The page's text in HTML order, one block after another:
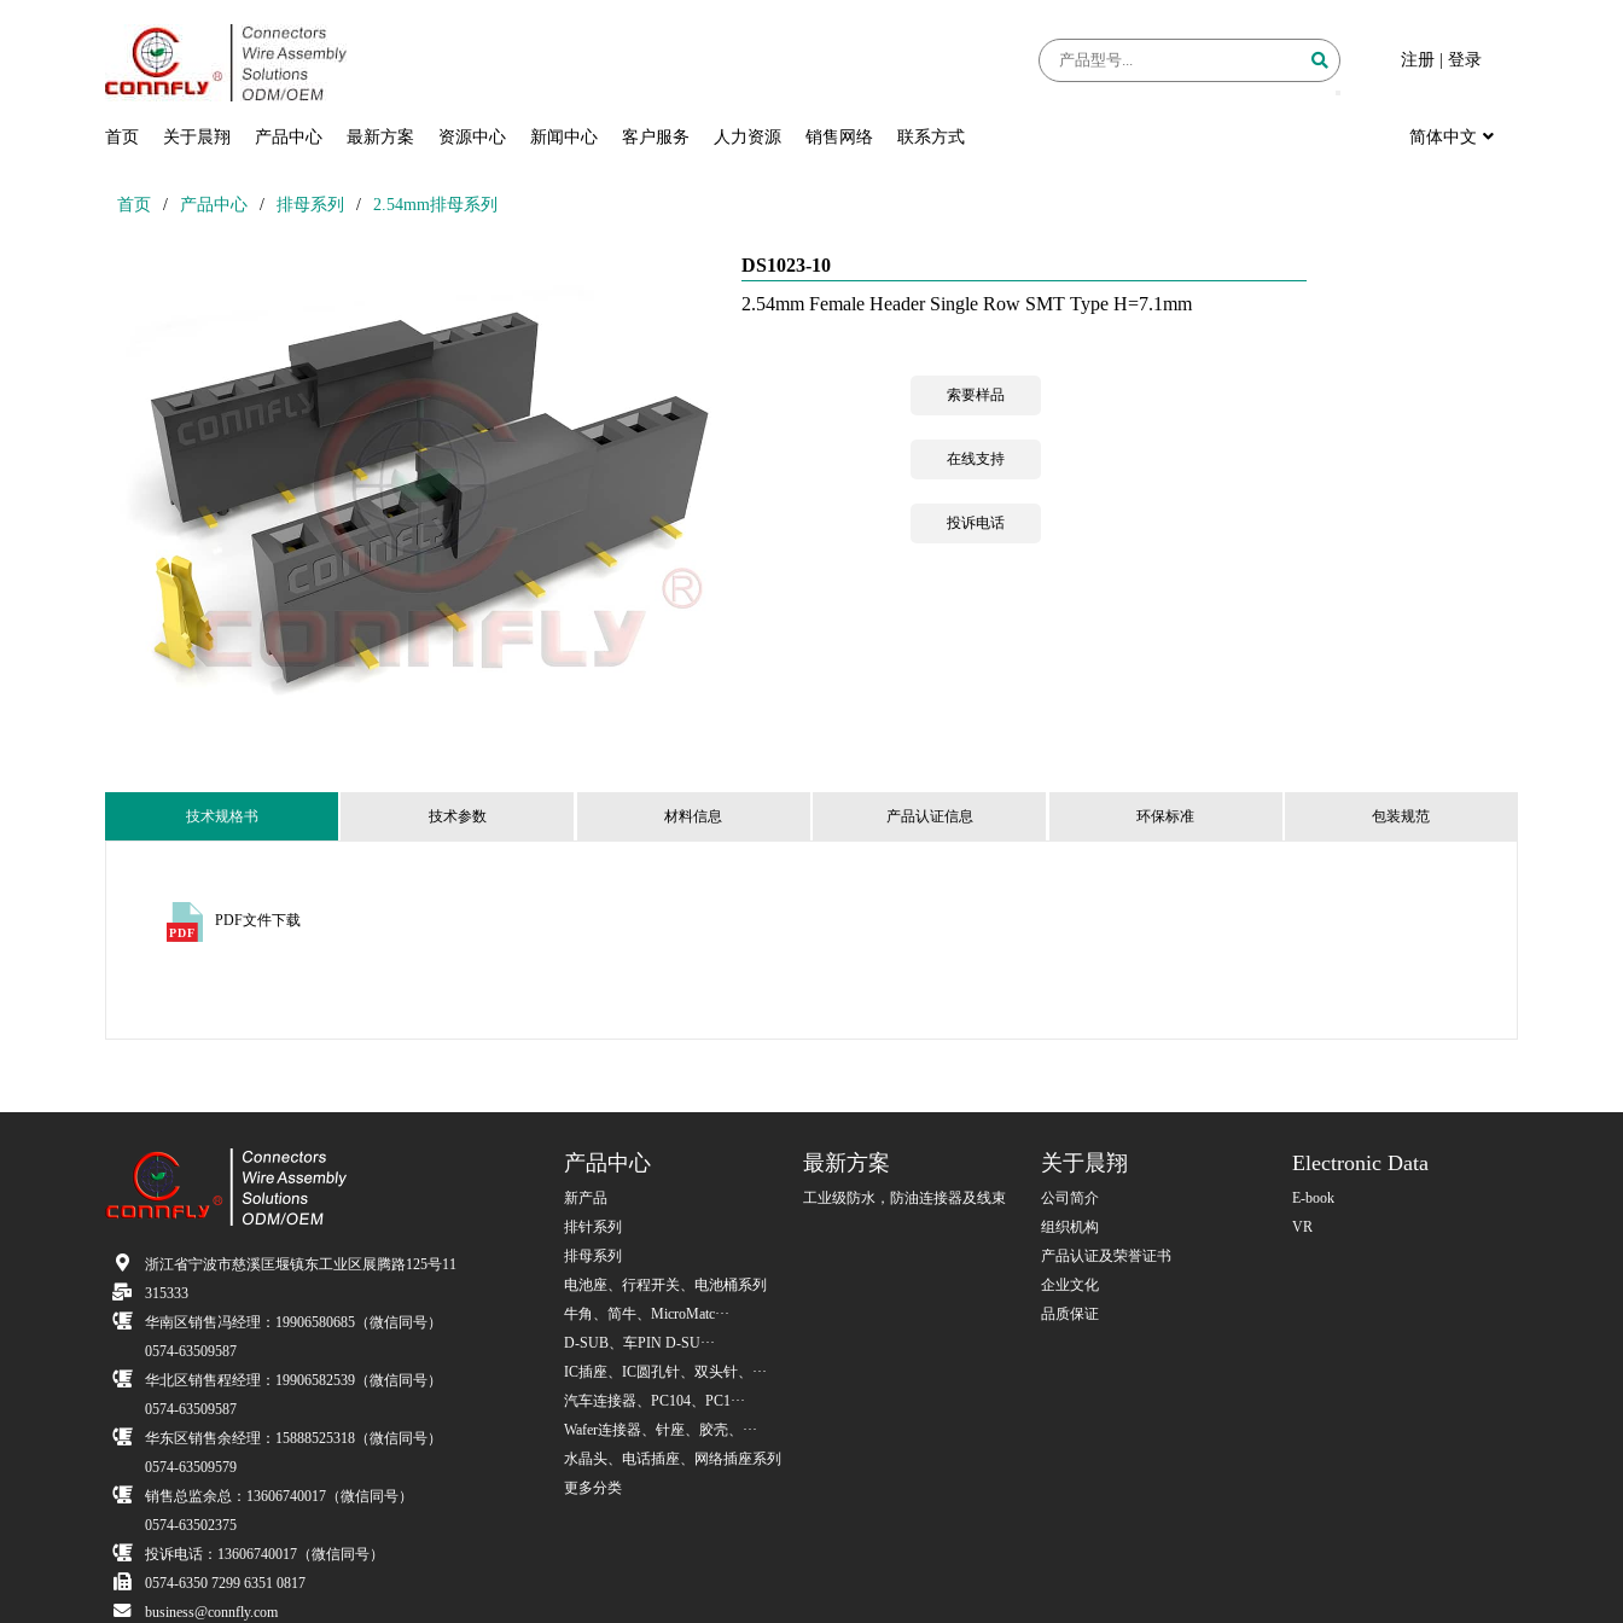
注册 登录
首页 关于晨翔 产品中心 最新方案 资源中心 新闻中心 客户服务 人力资源 销售网络 联系方式 简体中文
首页 / 产品中心 / 排母系列 / 2.54mm排母系列
DS1023-10
2.54mm Female Header Single Row SMT Type H=7.1mm
索要样品
在线支持
投诉电话
技术规格书 技术参数 材料信息 产品认证信息 环保标准 包装规范
PDF文件下载
浙江省宁波市慈溪匡堰镇东工业区展腾路125号11
315333
华南区销售冯经理：19906580685（微信同号）
0574-63509587
华北区销售程经理：19906582539（微信同号）
0574-63509587
华东区销售余经理：15888525318（微信同号）
0574-63509579
销售总监余总：13606740017（微信同号）
0574-63502375
投诉电话：13606740017（微信同号）
0574-6350 7299 6351 0817
business@connfly.com
产品中心
新产品
排针系列
排母系列
电池座、行程开关、电池桶系列
牛角、简牛、MicroMatc···
D-SUB、车PIN D-SU···
IC插座、IC圆孔针、双头针、···
汽车连接器、PC104、PC1···
Wafer连接器、针座、胶壳、···
水晶头、电话插座、网络插座系列
更多分类
最新方案
工业级防水，防油连接器及线束
关于晨翔
公司简介
组织机构
产品认证及荣誉证书
企业文化
品质保证
Electronic Data
E-book
VR